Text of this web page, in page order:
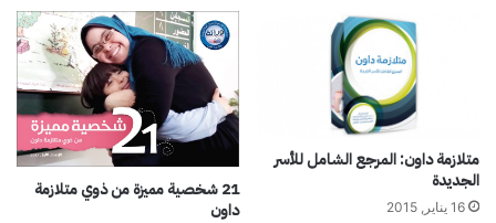
متلازمة داون: المرجع الشامل للأسر
الجديدة
16 يناير, 2015
21 شخصية‭ ‬مميزة من ذوي متلازمة
داون